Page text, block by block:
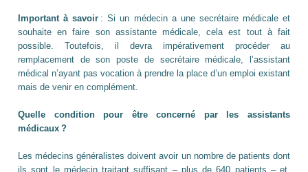
Important à savoir : Si un médecin a une secrétaire médicale et
souhaite en faire son assistante médicale, cela est tout à fait
possible. Toutefois, il devra impérativement procéder au
remplacement de son poste de secrétaire médicale, l’assistant
médical n’ayant pas vocation à prendre la place d’un emploi existant
mais de venir en complément.
Quelle condition pour être concerné par les assistants
médicaux ?
Les médecins généralistes doivent avoir un nombre de patients dont
ils sont le médecin traitant suffisant – plus de 640 patients – et,